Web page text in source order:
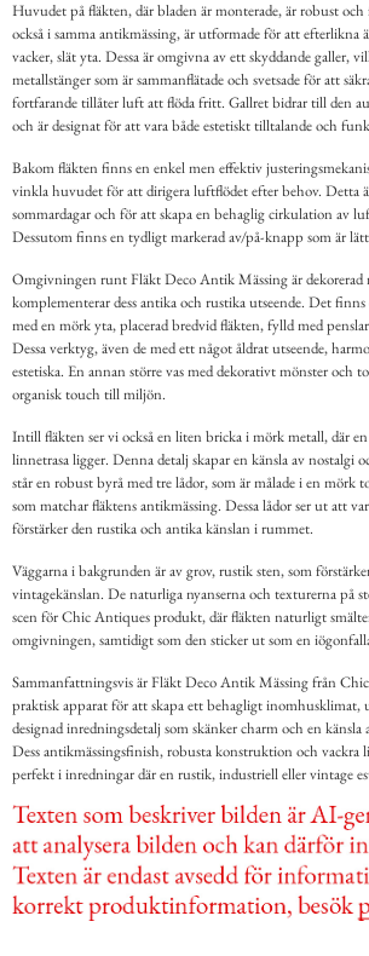
Huvudet på fläkten, där bladen är monterade, är robust
också i samma antikmässing, är utformade för att efterlikna
vacker, slät yta. Dessa är omgivna av ett skyddande galler,
metallstänger som är sammanflätade och svetsade för att
fortfarande tillåter luft att flöda fritt. Gallret bidrar till den
och är designat för att vara både estetiskt tilltalande och
Bakom fläkten finns en enkel men effektiv
vinkla huvudet för att dirigera luftflödet efter behov. Detta
sommardagar och för att skapa en behaglig cirkulation av
Dessutom finns en tydligt markerad av/på-knapp som är
Omgivningen runt Fläkt Deco Antik Mässing är dekorerad
komplementerar dess antika och rustika utseende. Det finns
med en mörk yta, placerad bredvid fläkten, fylld med
Dessa verktyg, även de med ett något åldrat utseende,
estetiska. En annan större vas med dekorativt mönster och
organisk touch till miljön.
Intill fläkten ser vi också en liten bricka i mörk metall, där
linnetrasa ligger. Denna detalj skapar en känsla av nostalgi
står en robust byrå med tre lådor, som är målade i en mörk
som matchar fläktens antikmässing. Dessa lådor ser ut att
förstärker den rustika och antika känslan i rummet.
Väggarna i bakgrunden är av grov, rustik sten, som
vintagekänslan. De naturliga nyanserna och texturerna på
scen för Chic Antiques produkt, där fläkten naturligt
omgivningen, samtidigt som den sticker ut som en
Sammanfattningsvis är Fläkt Deco Antik Mässing från
praktisk apparat för att skapa ett behagligt inomhusklimat,
designad inredningsdetalj som skänker charm och en
Dess antikmässingsfinish, robusta konstruktion och vackra
perfekt i inredningar där en rustik, industriell eller vintage